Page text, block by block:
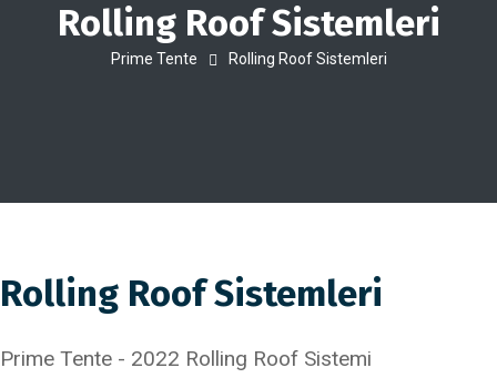
Rolling Roof Sistemleri
Prime Tente Rolling Roof Sistemleri
Rolling Roof Sistemleri
Prime Tente - 2022 Rolling Roof Sistemi